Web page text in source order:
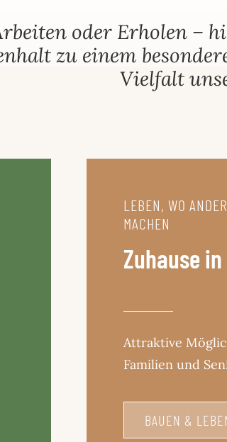
VEREINE
oder Erholen –
zu einem
Vielfalt
LEBEN, WO
MACHEN
Zuhause
Attraktive
Familien und
BAUEN &